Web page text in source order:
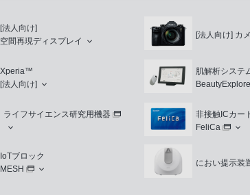
[法人向け]
空間再現ディスプレイ
[法人向け] カ
Xperia™
[法人向け]
肌解析システ
ライフサイエンス研究用機器
非接触ICカー
FeliCa
IoTブロック
MESH
におい提示装